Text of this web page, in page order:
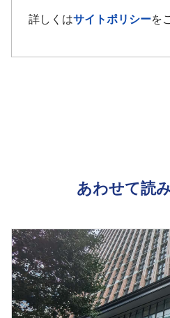
詳しくはサイトポリシーを
あわせて読